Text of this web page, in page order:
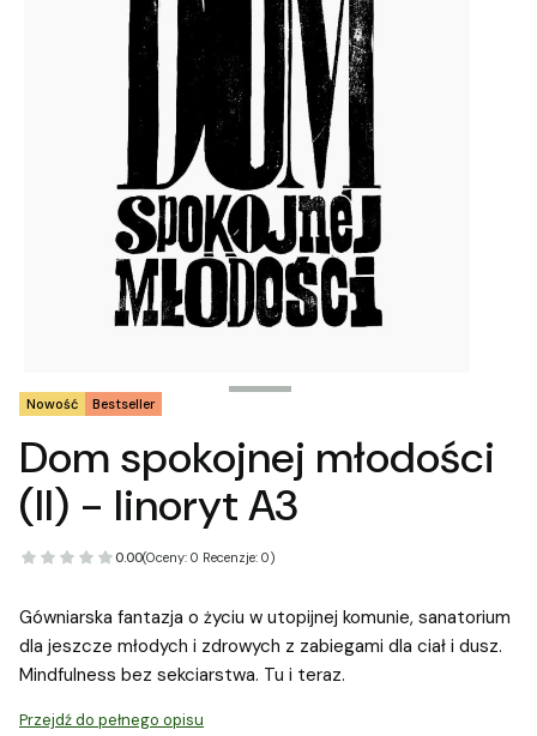
Tagi produktu
Bestseller
Nowość
Dom spokojnej młodości
(II) - linoryt A3
0.00(Oceny: 0 Recenzje: 0)
Gówniarska fantazja o życiu w utopijnej komunie, sanatorium
dla jeszcze młodych i zdrowych z zabiegami dla ciał i dusz.
Mindfulness bez sekciarstwa. Tu i teraz.
Przejdź do pełnego opisu